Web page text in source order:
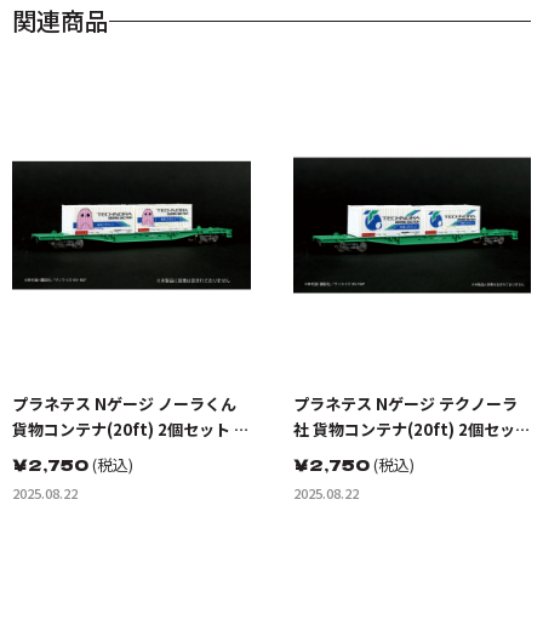
関連商品
プラネテス Nゲージ ノーラくん
貨物コンテナ(20ft) 2個セット 完
成品
￥2,750(税込)
2025.08.22
プラネテス Nゲージ テクノーラ
社 貨物コンテナ(20ft) 2個セット
完成品
￥2,750(税込)
2025.08.22